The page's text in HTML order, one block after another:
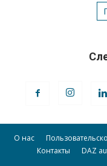
О нас
Контакты
DAZ